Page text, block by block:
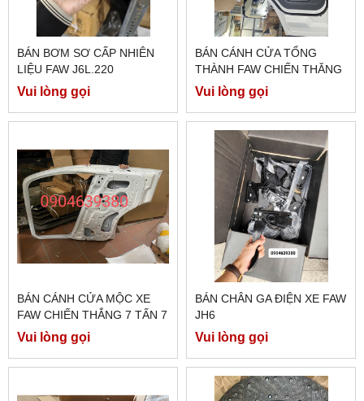
BÁN BƠM SƠ CẤP NHIÊN
LIỆU FAW J6L.220
Vui lòng gọi
BÁN CÁNH CỬA TỔNG
THÀNH FAW CHIẾN THĂNG
7 TẤN 7
Vui lòng gọi
BÁN CÁNH CỬA MỘC XE
FAW CHIẾN THẮNG 7 TẤN 7
Vui lòng gọi
BÁN CHÂN GA ĐIỆN XE FAW
JH6
Vui lòng gọi